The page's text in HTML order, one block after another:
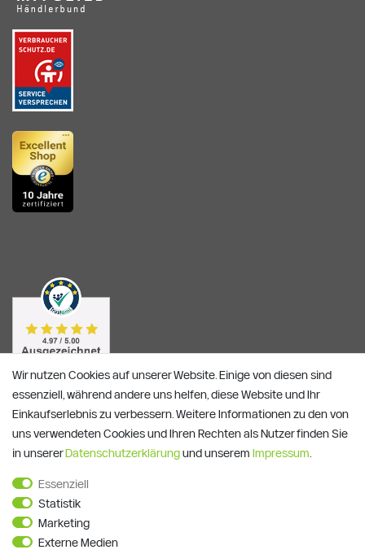
© Copyright 2026 | Alle Rechte vorbehalten.
Wir nutzen Cookies auf unserer Website. Einige von diesen sind
essenziell, während andere uns helfen, diese Website und Ihr
Einkaufserlebnis zu verbessern. Weitere Informationen zu den von
uns verwendeten Cookies und Ihren Rechten als Nutzer finden Sie
in unsererDaten­schutz­erklärungund unserem Impressum
Essenziell
Statistik
Marketing
Externe Medien